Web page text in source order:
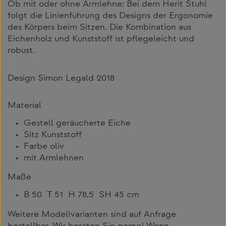
Ob mit oder ohne Armlehne: Bei dem Herit Stuhl
folgt die Linienführung des Designs der Ergonomie
des Körpers beim Sitzen. Die Kombination aus
Eichenholz und Kunststoff ist pflegeleicht und
robust.
Design Simon Legald 2018
Material
Gestell geräucherte Eiche
Sitz Kunststoff
Farbe oliv
mit Armlehnen
Maße
B 50 T 51 H 78,5 SH 45 cm
Weitere Modellvarianten sind auf Anfrage